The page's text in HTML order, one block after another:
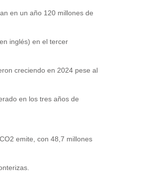
en un año 120 millones de
inglés) en el tercer
creciendo en 2024 pese al
en los tres años de
emite, con 48,7 millones